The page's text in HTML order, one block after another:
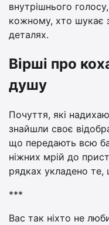
внутрішнього
кожному, хто шукає
деталях.
Вірші про
душу
Почуття, які
знайшли своє
що передають всю
ніжних мрій до
рядках укладено
***
Вас так ніхто не